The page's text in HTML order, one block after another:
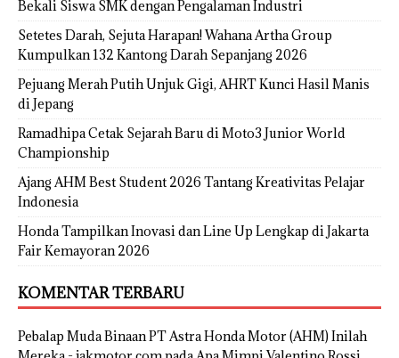
Bekali Siswa SMK dengan Pengalaman Industri
Setetes Darah, Sejuta Harapan! Wahana Artha Group
Kumpulkan 132 Kantong Darah Sepanjang 2026
Pejuang Merah Putih Unjuk Gigi, AHRT Kunci Hasil Manis
di Jepang
Ramadhipa Cetak Sejarah Baru di Moto3 Junior World
Championship
Ajang AHM Best Student 2026 Tantang Kreativitas Pelajar
Indonesia
Honda Tampilkan Inovasi dan Line Up Lengkap di Jakarta
Fair Kemayoran 2026
KOMENTAR TERBARU
Pebalap Muda Binaan PT Astra Honda Motor (AHM) Inilah